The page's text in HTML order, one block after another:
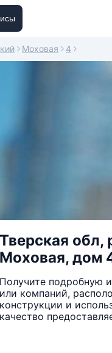
Моховая 4
Тверская обл,
Моховая, дом
Получите подробную
или компаний,
конструкции и
качество